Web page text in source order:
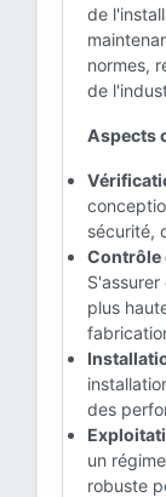
de
normes,
de
Aspects
sécurité,
Contrôle
plus
des
un
robuste